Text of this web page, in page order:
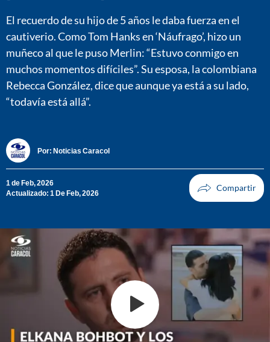
El recuerdo de su hijo de 5 años le daba fuerza en el
cautiverio. Como Tom Hanks en ‘Náufrago’, hizo un
muñeco al que le puso Merlin: “Estuvo conmigo en
muchos momentos difíciles”. Su esposa, la colombiana
Rebecca González, dice que aunque ya está a su lado,
“todavía está allá”.
Por: Noticias Caracol
1 de Feb, 2026
Actualizado: 1 De Feb, 2026